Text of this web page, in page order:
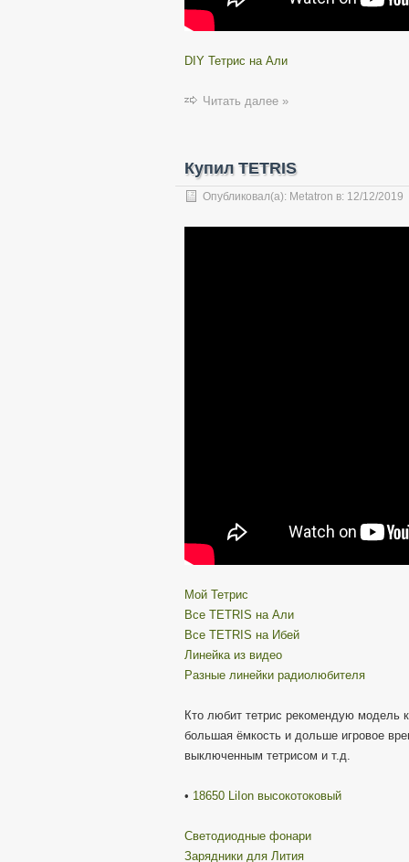
DIY Тетрис на Али
Читать далее »
Купил TETRIS
Опубликовал(а): Metatron в: 12/12/2019
Мой Тетрис
Все TETRIS на Али
Все TETRIS на Ибей
Линейка из видео
Разные линейки радиолюбителя
Кто любит тетрис рекомендую модель
большая ёмкость и дольше игровое
выключенным тетрисом и т.д.
• 18650 LiIon высокотоковый
Cветодиодные фонари
Зарядники для Лития